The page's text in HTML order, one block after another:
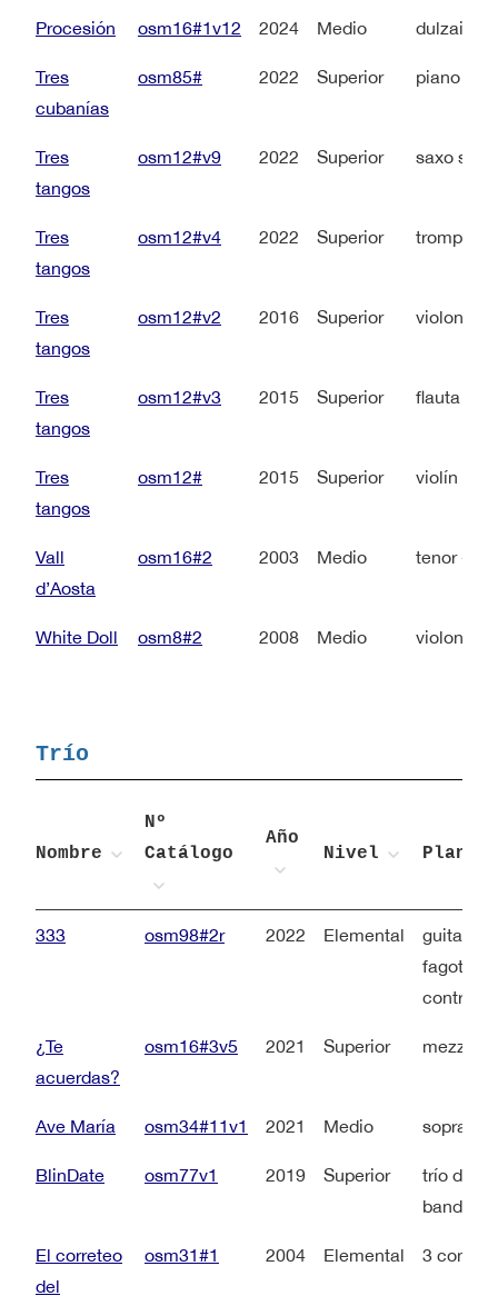
Procesión osm16#1v12 2024 Medio dulzaina
Tres
cubanías
osm85# 2022 Superior piano a 4
Tres
tangos
osm12#v9 2022 Superior saxo
Tres
tangos
osm12#v4 2022 Superior trompa +
Tres
tangos
osm12#v2 2016 Superior
Tres
tangos
osm12#v3 2015 Superior flauta +
Tres
tangos
osm12# 2015 Superior violín +
Vall
d’Aosta
osm16#2 2003 Medio tenor +
White Doll osm8#2 2008 Medio
Trío
Nombre
Nº
Catálogo
Año
Nivel
333 osm98#2r 2022 Elemental
guitarra
fagot,
¿Te
acuerdas?
osm16#3v5 2021 Superior
Ave María osm34#11v1 2021 Medio soprano
BlinDate osm77v1 2019 Superior
trío de
El correteo
del
osm31#1 2004 Elemental 3